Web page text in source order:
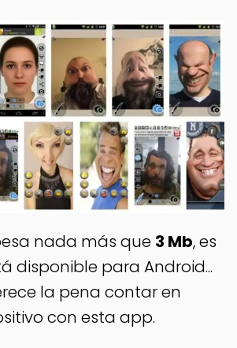
nada más que 3 Mb, es
disponible para Android...
la pena contar en
con esta app.